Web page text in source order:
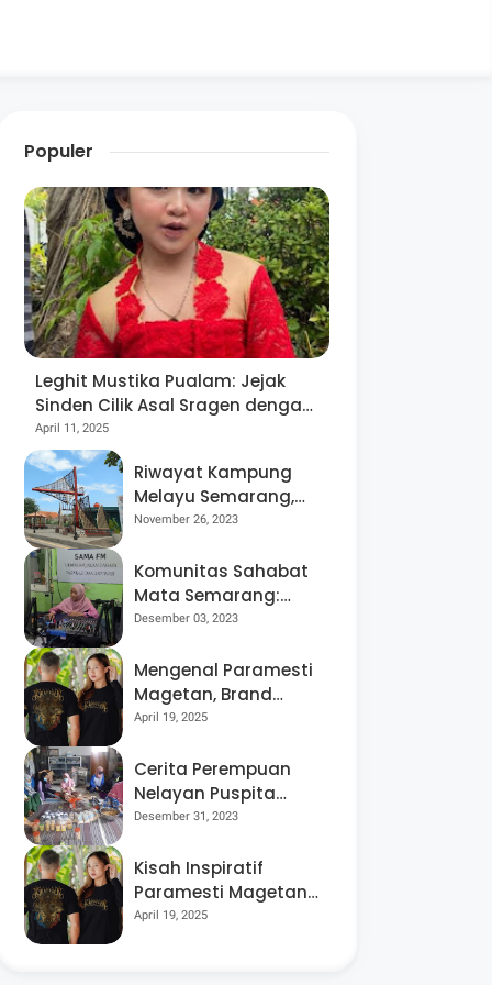
Populer
Leghit Mustika Pualam: Jejak
Sinden Cilik Asal Sragen dengan
Segudang Prestasi, Sejak Usia 8
Tahun!
April 11, 2025
Riwayat Kampung
Melayu Semarang,
Kampung
Multikultural
November 26, 2023
Komunitas Sahabat
Mata Semarang:
Disabilitas Netra
Mandiri
Desember 03, 2023
Mengenal Paramesti
Magetan, Brand
Fesyen yang
Jawa Melalui Desain
Kaos yang Memukau
April 19, 2025
Cerita Perempuan
Nelayan Puspita
Bahari Demak,
Setara dan Berdaya
di Tengah Budaya
Patriarki
Desember 31, 2023
Kisah Inspiratif
Paramesti Magetan:
dari Bisnis Sablon
April 19, 2025